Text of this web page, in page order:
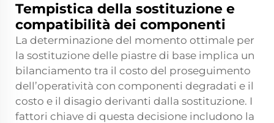
Tempistica della sostituzione e
compatibilità dei componenti
La determinazione del momento ottimale per
la sostituzione delle piastre di base implica un
bilanciamento tra il costo del proseguimento
dell’operatività con componenti degradati e il
costo e il disagio derivanti dalla sostituzione. I
fattori chiave di questa decisione includono la